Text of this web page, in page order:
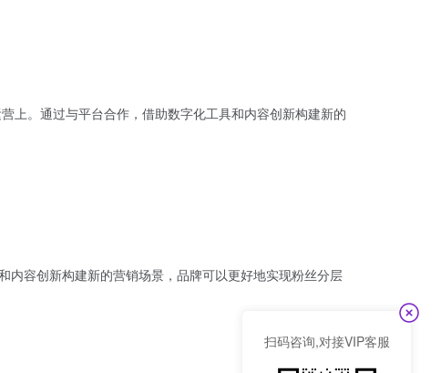
上。通过与平台合作，借助数字化工具和内容创新构建新的
容创新构建新的营销场景，品牌可以更好地实现粉丝分层
扫码咨询,对接VIP客服